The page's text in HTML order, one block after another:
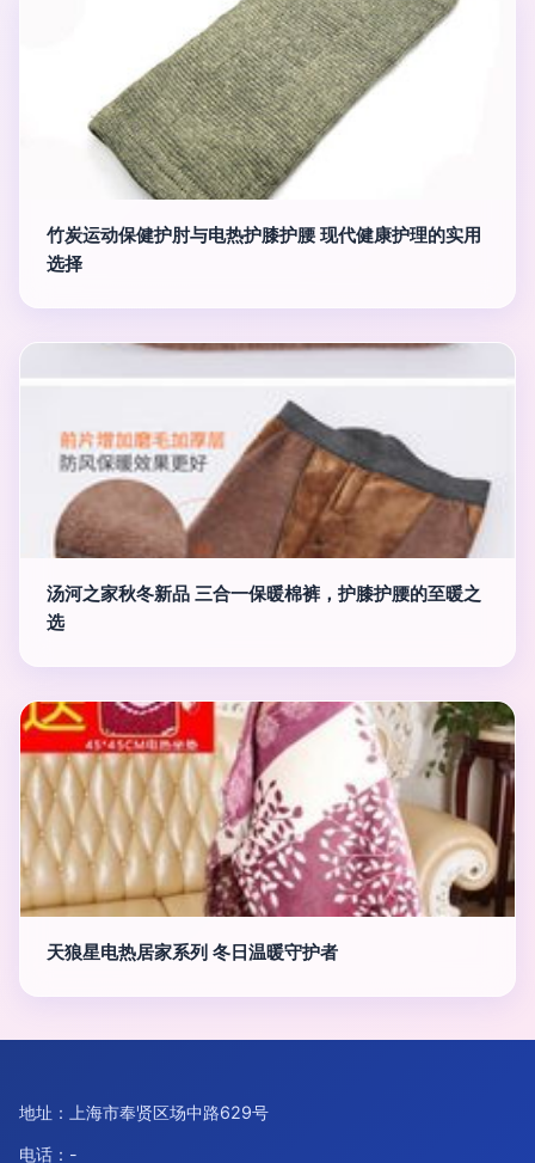
竹炭运动保健护肘与电热护膝护腰 现代健康护理的实用
选择
汤河之家秋冬新品 三合一保暖棉裤，护膝护腰的至暖之
选
天狼星电热居家系列 冬日温暖守护者
地址：上海市奉贤区场中路629号
电话：-